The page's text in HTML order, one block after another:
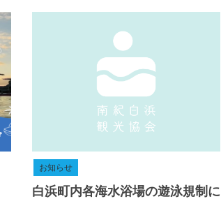
お知らせ
白浜町内各海水浴場の遊泳規制に